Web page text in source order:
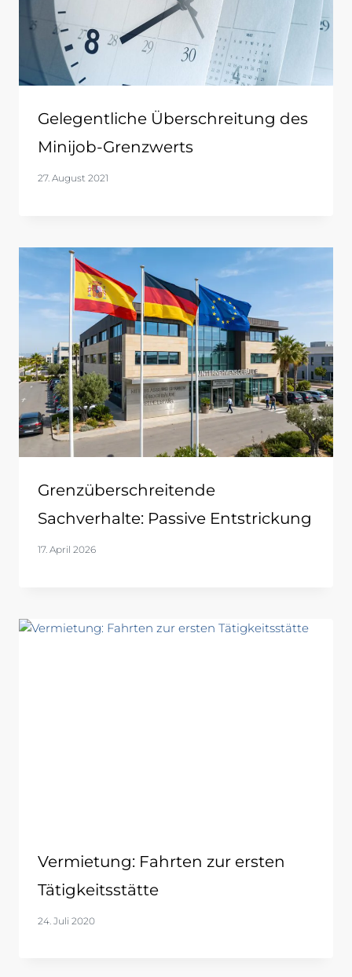
Gelegentliche Überschreitung des
Minijob-Grenzwerts
27. August 2021
Grenzüberschreitende
Sachverhalte: Passive Entstrickung
17. April 2026
Vermietung: Fahrten zur ersten
Tätigkeitsstätte
24. Juli 2020